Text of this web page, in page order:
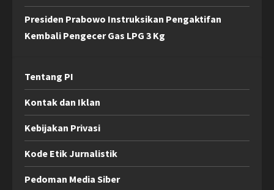
Presiden Prabowo Instruksikan Pengaktifan
Kembali Pengecer Gas LPG 3 Kg
Tentang PI
Kontak dan Iklan
Kebijakan Privasi
Kode Etik Jurnalistik
Pedoman Media Siber